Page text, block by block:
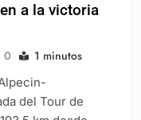
a la victoria
0 1 minutos
del Tour de